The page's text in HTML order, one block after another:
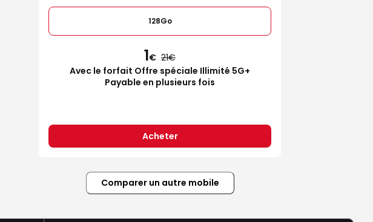
128Go
1€ 21
Avec le forfait Offre spéciale Illimité 5G+
Payable en plusieurs fois
Acheter
Comparer un autre mobile